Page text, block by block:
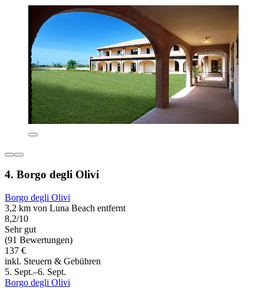
4. Borgo degli Olivi
Borgo degli Olivi
3,2 km von Luna Beach entfernt
8,2/10
Sehr gut
(91 Bewertungen)
137 €
inkl. Steuern & Gebühren
5. Sept.–6. Sept.
Borgo degli Olivi